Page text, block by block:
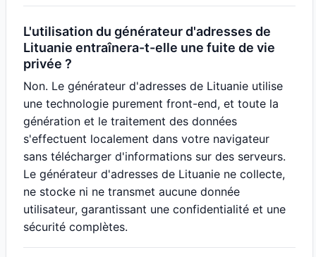
L'utilisation du générateur d'adresses de
Lituanie entraînera-t-elle une fuite de vie
privée ?
Non. Le générateur d'adresses de Lituanie utilise
une technologie purement front-end, et toute la
génération et le traitement des données
s'effectuent localement dans votre navigateur
sans télécharger d'informations sur des serveurs.
Le générateur d'adresses de Lituanie ne collecte,
ne stocke ni ne transmet aucune donnée
utilisateur, garantissant une confidentialité et une
sécurité complètes.